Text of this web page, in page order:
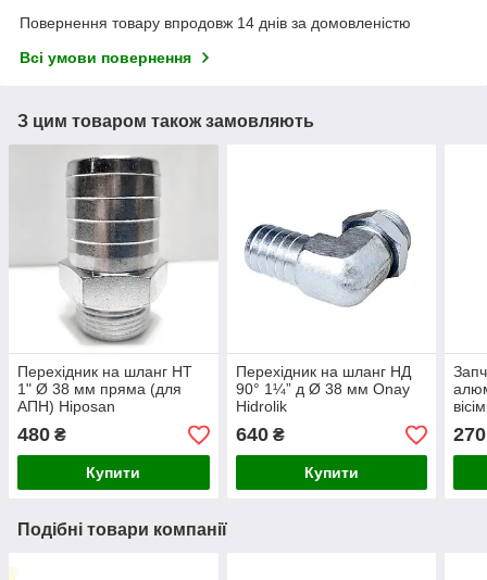
Повернення товару впродовж 14 днів за домовленістю
Всі умови повернення
З цим товаром також замовляють
Перехідник на шланг НТ
1" Ø 38 мм пряма (для
АПН) Hiposan
480 ₴
Купити
Перехідник на шланг НД
90° 1¼” д Ø 38 мм Onay
Hidrolik
640₴
Купити
270
Подібні товари компанії